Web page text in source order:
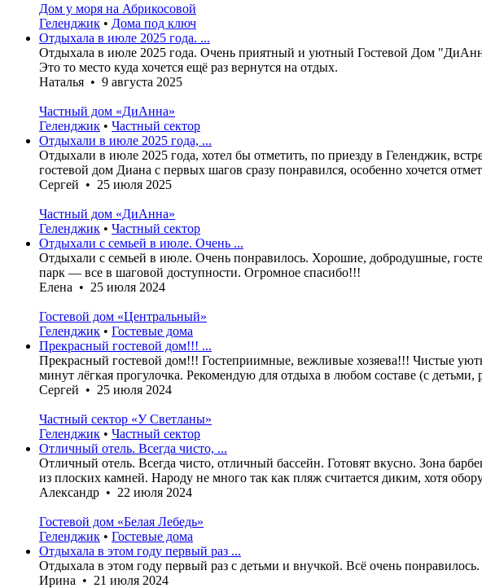
Дом у моря на Абрикосовой
Геленджик • Дома под ключ
Отдыхала в июле 2025 года. ...
Отдыхала в июле 2025 года. Очень приятный и уютный Гостевой Дом
Это то место куда хочется ещё раз вернутся на отдых.
Наталья • 9 августа 2025
Частный дом «ДиАнна»
Геленджик • Частный сектор
Отдыхали в июле 2025 года, ...
Отдыхали в июле 2025 года, хотел бы отметить, по приезду в Геленджик,
гостевой дом Диана с первых шагов сразу понравился, особенно хочется
Сергей • 25 июля 2025
Частный дом «ДиАнна»
Геленджик • Частный сектор
Отдыхали с семьей в июле. Очень ...
Отдыхали с семьей в июле. Очень понравилось. Хорошие, добродушные,
парк — все в шаговой доступности. Огромное спасибо!!!
Елена • 25 июля 2024
Гостевой дом «Центральный»
Геленджик • Гостевые дома
Прекрасный гостевой дом!!! ...
Прекрасный гостевой дом!!! Гостеприимные, вежливые хозяева!!! Чистые
минут лёгкая прогулочка. Рекомендую для отдыха в любом составе (с
Сергей • 25 июля 2024
Частный сектор «У Светланы»
Геленджик • Частный сектор
Отличный отель. Всегда чисто, ...
Отличный отель. Всегда чисто, отличный бассейн. Готовят вкусно. Зона
из плоских камней. Народу не много так как пляж считается диким, хотя
Александр • 22 июля 2024
Гостевой дом «Белая Лебедь»
Геленджик • Гостевые дома
Отдыхала в этом году первый раз ...
Отдыхала в этом году первый раз с детьми и внучкой. Всё очень
Ирина • 21 июля 2024